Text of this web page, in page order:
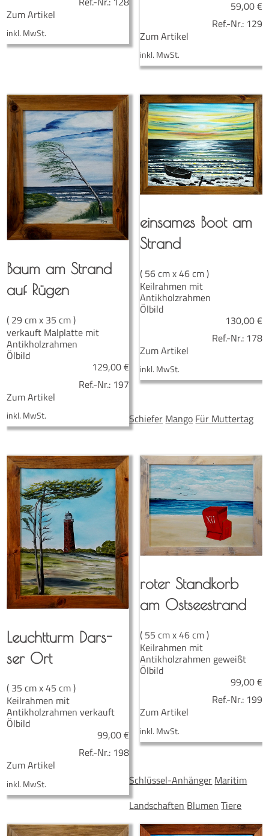
Zum Artikel
inkl. MwSt.
59,00€
Ref.-Nr.: 129
Zum Artikel
inkl. MwSt.
Baum am Strand
auf Rügen
( 29 cm x 35 cm )
verkauft Malplatte mit
Antikholzrahmen
Ölbild
129,00€
Ref.-Nr.: 197
Zum Artikel
inkl. MwSt.
ein­sa­mes Boot am
Strand
( 56 cm x 46 cm )
Keilrahmen mit
Antikholzrahmen
Ölbild
130,00€
Ref.-Nr.: 178
Zum Artikel
inkl. MwSt.
Leucht­turm Dars­
ser Ort
( 35 cm x 45 cm )
Keilrahmen mit
Antikholzrahmen verkauft
Ölbild
99,00€
Ref.-Nr.: 198
Zum Artikel
inkl. MwSt.
roter Stand­korb
am Ostseestrand
( 55 cm x 46 cm )
Keilrahmen mit
Antikholzrahmen geweißt
Ölbild
99,00€
Ref.-Nr.: 199
Zum Artikel
inkl. MwSt.
Schiefer Mango Für Muttertag
Schlüssel-Anhänger Maritim
Landschaften Blumen Tiere